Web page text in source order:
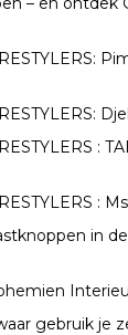
:
:
in de
gebruik je